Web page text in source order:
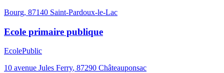
Bourg, 87140 Saint-Pardoux-le-Lac
Ecole primaire publique
EcolePublic
10 avenue Jules Ferry, 87290 Châteauponsac